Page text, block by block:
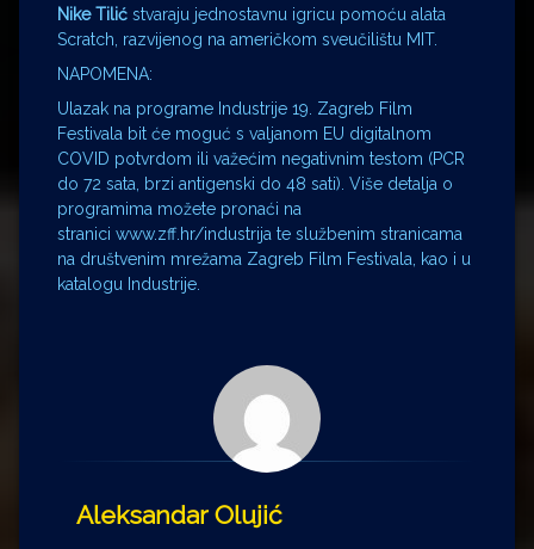
Nike Tilić stvaraju jednostavnu igricu pomoću alata
Scratch, razvijenog na američkom sveučilištu MIT.
NAPOMENA:
Ulazak na programe Industrije 19. Zagreb Film
Festivala bit će moguć s valjanom EU digitalnom
COVID potvrdom ili važećim negativnim testom (PCR
do 72 sata, brzi antigenski do 48 sati). Više detalja o
programima možete pronaći na
stranici www.zff.hr/industrija te službenim stranicama
na društvenim mrežama Zagreb Film Festivala, kao i u
katalogu Industrije.
Aleksandar Olujić